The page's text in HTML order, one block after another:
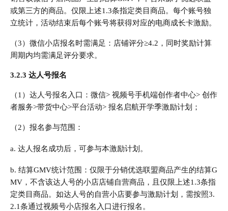
或第三方的商品。仅限上述1.3条指定类目商品。每个账号独
立统计，活动结束后每个账号将获得对应的电商成长卡激励。
（3）微信小店报名时需满足：店铺评分≥4.2，同时奖励计算
周期内均需满足评分要求。
3.2.3 达人号报名
（1）达人号报名入口：微信> 视频号手机端创作者中心> 创作
者服务>带货中心>平台活动> 报名启航开学季激励计划；
（2）报名参与范围：
a. 达人报名成功后，可参与本激励计划。
b. 结算GMV统计范围：仅限于分销优选联盟商品产生的结算G
MV，不含该达人号的小店店铺自营商品，且仅限上述1.3条指
定类目商品。如达人号的自营小店要参与激励计划，需按照3.
2.1条通过视频号小店报名入口进行报名。